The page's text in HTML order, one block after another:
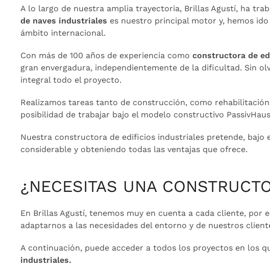
A lo largo de nuestra amplia trayectoria, Brillas Agustí, ha
de naves industriales es nuestro principal motor y, hemos
ámbito internacional.
Con más de 100 años de experiencia como constructora de
gran envergadura, independientemente de la dificultad. Sin
integral todo el proyecto.
Realizamos tareas tanto de construcción, como
posibilidad de trabajar bajo el modelo constructivo
Nuestra constructora de edificios industriales pretende, bajo
considerable y obteniendo todas las ventajas que ofrece.
¿NECESITAS UNA
En Brillas Agustí, tenemos muy en cuenta a cada cliente,
adaptarnos a las necesidades del entorno y de nuestros
A continuación, puede acceder a todos los proyectos en los
industriales.